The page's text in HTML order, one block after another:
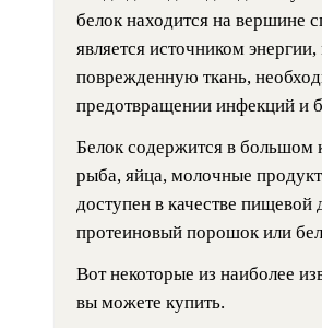
белок находится на вершине
является источником
поврежденную ткань,
предотвращении инфекций и
Белок содержится в большом
рыба, яйца, молочные
доступен в качестве
протеиновый порошок или
Вот некоторые из наиболее
вы можете купить.